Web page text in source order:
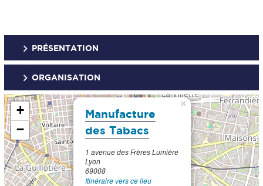
PRÉSENTATION
ORGANISATION
Manufacture
des Tabacs
1 avenue des Frères Lumière
Lyon
69008
Itinéraire vers ce lieu
×
+
−